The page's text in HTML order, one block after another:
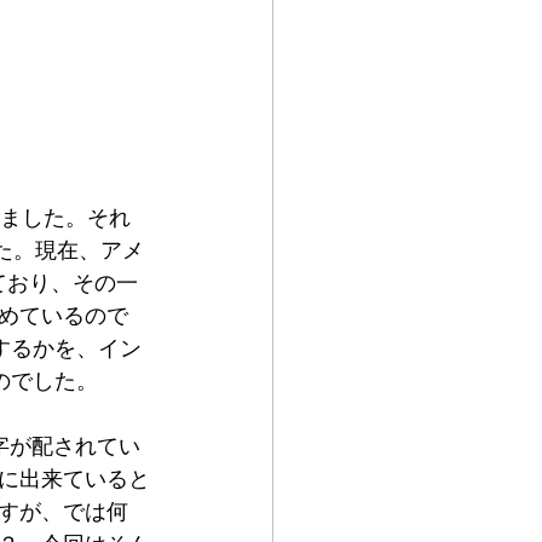
した。それ
。現在、アメ
り、その一
ているので
るかを、イン
した。
が配されてい
出来ていると
が、では何